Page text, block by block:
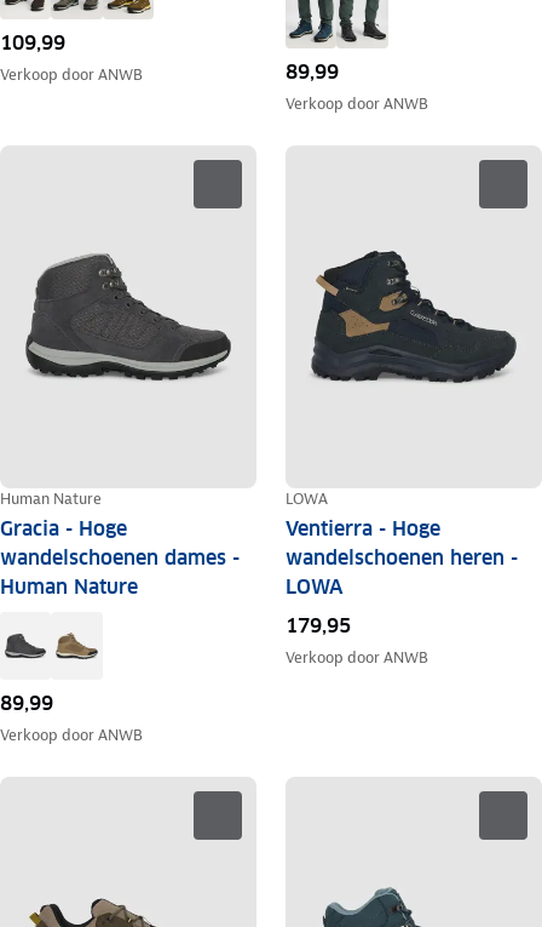
109,99
Verkoop doorANWB 89,99
Verkoop doorANWB
Human Nature
Gracia - Hoge
wandelschoenen dames -
Human Nature
89,99
Verkoop doorANWB
LOWA
Ventierra - Hoge
wandelschoenen heren -
LOWA
179,95
Verkoop doorANWB